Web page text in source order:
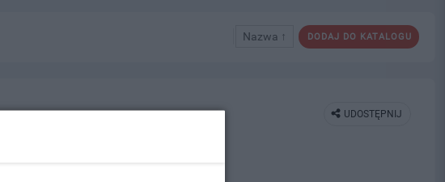
DODAJ DO KATALOGU
Nazwa ↑
UDOSTĘPNIJ